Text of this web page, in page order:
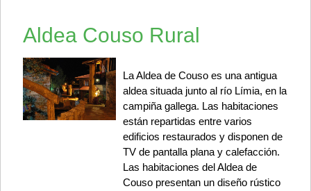
Aldea Couso Rural
La Aldea de Couso es una antigua
aldea situada junto al río Límia, en la
campiña gallega. Las habitaciones
están repartidas entre varios
edificios restaurados y disponen de
TV de pantalla plana y calefacción.
Las habitaciones del Aldea de
Couso presentan un diseño rústico